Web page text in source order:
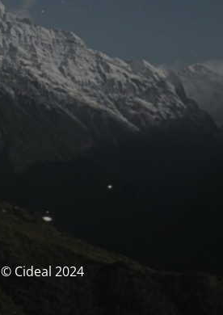
© Cideal 2024